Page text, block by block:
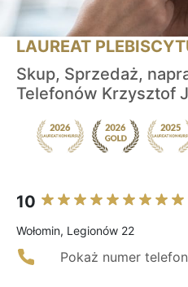
LAUREAT
Skup, Sprzedaż,
Telefonów Krzysztof
10
Wołomin, Legionów 22
Pokaż numer